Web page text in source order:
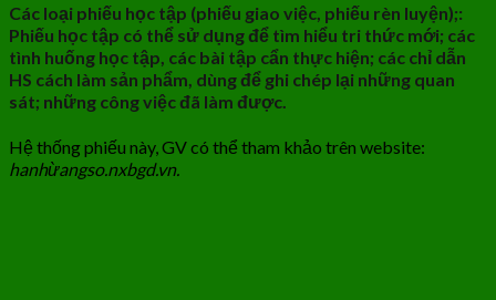
Các loại phiếu học tập (phiếu giao việc, phiếu rèn luyện);:
Phiếu học tập có thể sử dụng để tìm hiểu tri thức mới; các
tình huống học tập, các bài tập cẩn thực hiện; các chỉ dẫn
HS cách làm sản phẩm, dùng để ghi chép lại những quan
sát; những công việc đã làm được.
Hệ thống phiếu này, GV có thể tham khảo trên website:
hanhừangso.nxbgd.vn.